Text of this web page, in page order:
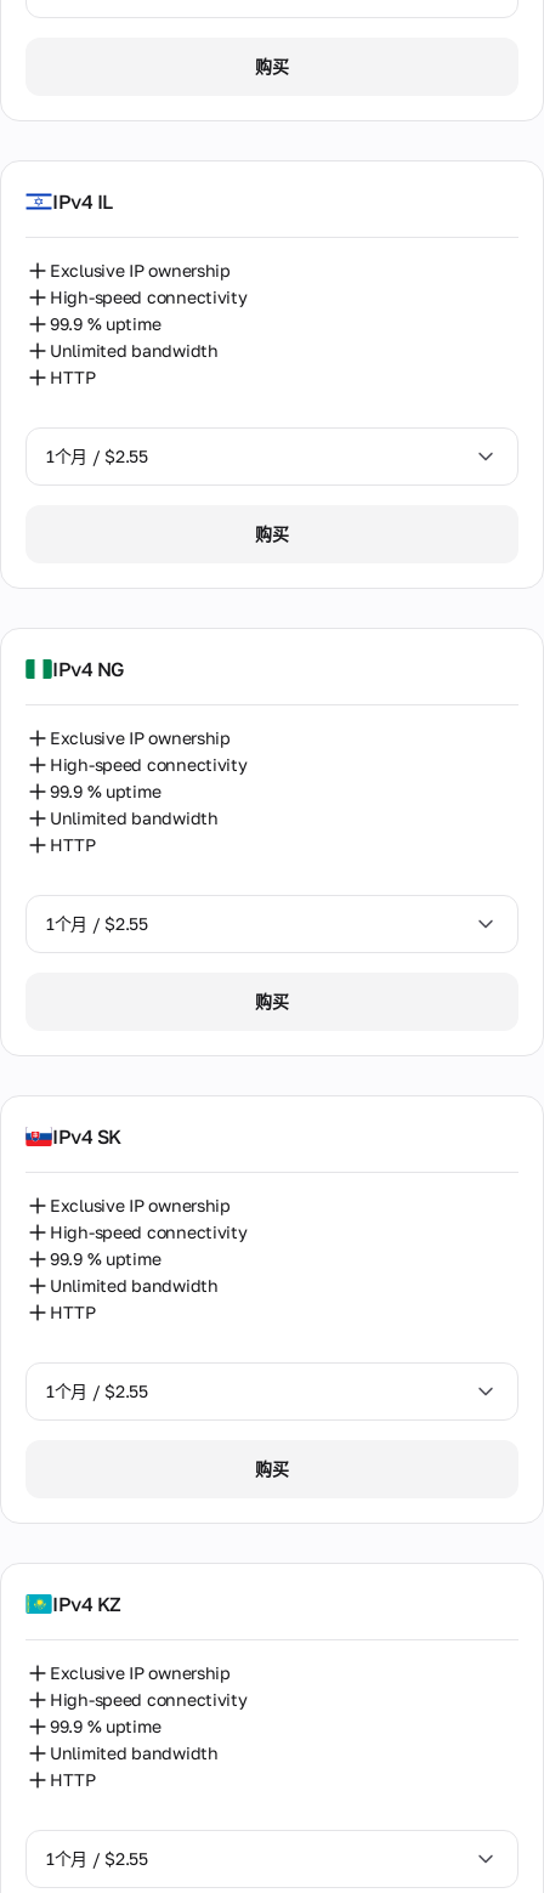
购买
IPv4 IL
Exclusive IP ownership
High-speed connectivity
99.9 % uptime
Unlimited bandwidth
HTTP
1个月 / $2.55
购买
IPv4 NG
Exclusive IP ownership
High-speed connectivity
99.9 % uptime
Unlimited bandwidth
HTTP
1个月 / $2.55
购买
IPv4 SK
Exclusive IP ownership
High-speed connectivity
99.9 % uptime
Unlimited bandwidth
HTTP
1个月 / $2.55
购买
IPv4 KZ
Exclusive IP ownership
High-speed connectivity
99.9 % uptime
Unlimited bandwidth
HTTP
1个月 / $2.55